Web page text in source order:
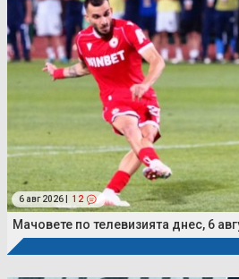
6 авг 2026 | 12
Мачовете по телевизията днес, 6